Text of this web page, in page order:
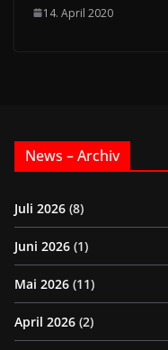
14. April 2020
News – Archiv
Juli 2026 (8)
Juni 2026 (1)
Mai 2026 (11)
April 2026 (2)